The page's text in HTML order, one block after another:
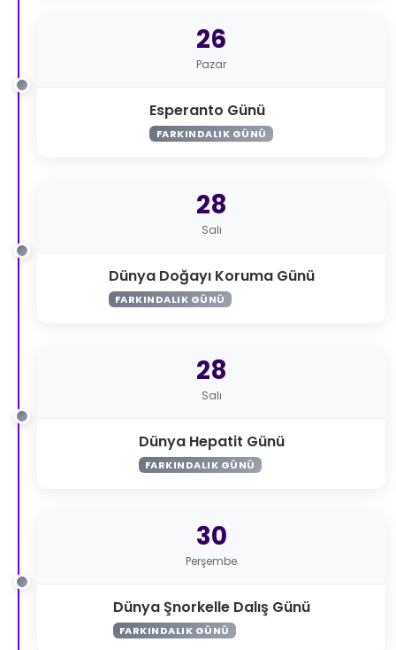
26
Pazar
Esperanto Günü
FARKINDALIK GÜNÜ
28
Salı
Dünya Doğayı Koruma Günü
FARKINDALIK GÜNÜ
28
Salı
Dünya Hepatit Günü
FARKINDALIK GÜNÜ
30
Perşembe
Dünya Şnorkelle Dalış Günü
FARKINDALIK GÜNÜ